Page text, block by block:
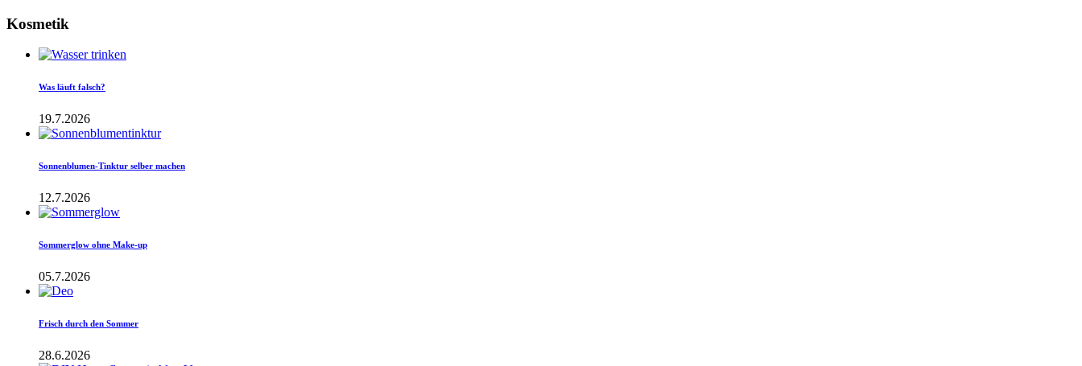
Kosmetik
Was läuft falsch?
19.7.2026
Sonnenblumen-Tinktur selber machen
12.7.2026
Sommerglow ohne Make-up
05.7.2026
Frisch durch den Sommer
28.6.2026